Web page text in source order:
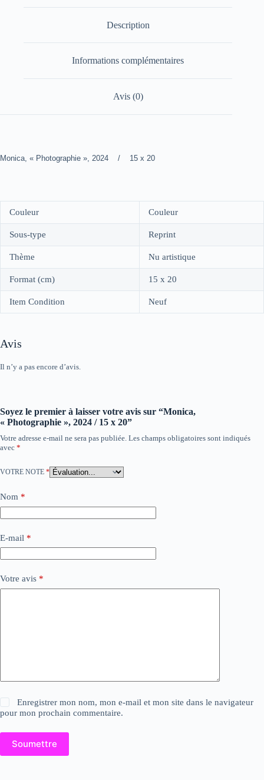
Description
Informations complémentaires
Avis (0)
Monica, « Photographie », 2024 / 15 x 20
Couleur Couleur
Sous-type Reprint
Thème Nu artistique
Format (cm) 15 x 20
Item Condition Neuf
Avis
Il n’y a pas encore d’avis.
Soyez le premier à laisser votre avis sur “Monica,
« Photographie », 2024 / 15 x 20”
Votre adresse e-mail ne sera pas publiée. Les champs obligatoires sont indiqués
avec *
VOTRE NOTE *
Nom *
E-mail *
Votre avis *
Enregistrer mon nom, mon e-mail et mon site dans le navigateur
pour mon prochain commentaire.
Soumettre